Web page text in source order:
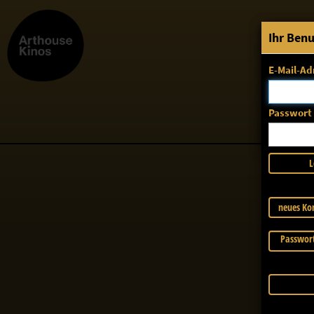
System
Die
Ihr
E-Mail-
Passwort
neues